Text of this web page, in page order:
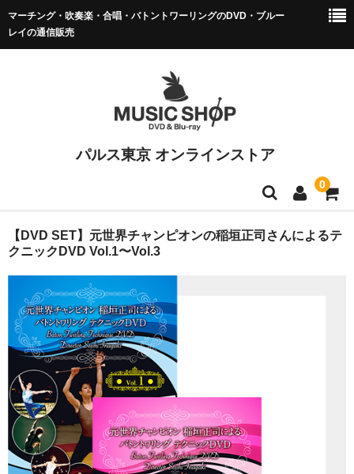
マーチング・吹奏楽・合唱・バトントワーリングのDVD・ブルー
レイの通信販売
パルス東京 オンラインストア
0
マーチング DVD/BD
小学校バンドフェス
マーチング全国大会
マーチンググランプリ
有名マーチングバンド特集
マーチング指導法
吹奏楽 DVD/BD
【DVD SET】元世界チャンピオンの稲垣正司さんによるテ
クニックDVD Vol.1〜Vol.3